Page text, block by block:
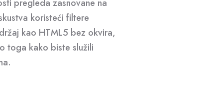
pregleda zasnovane na
koristeći filtere
kao HTML5 bez okvira,
toga kako biste služili